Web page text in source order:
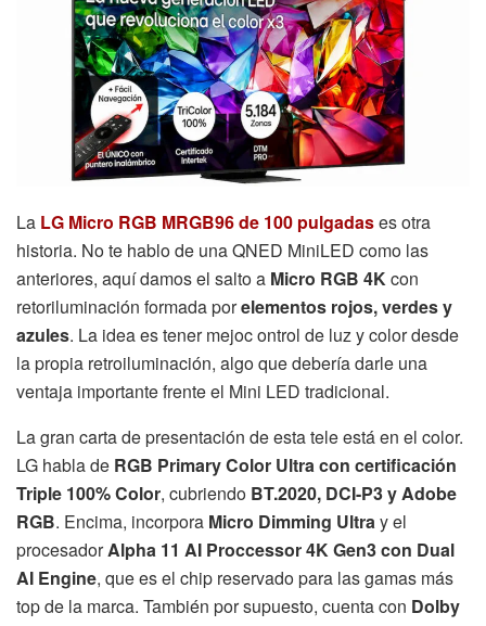
La LG Micro RGB MRGB96 de 100 pulgadases otra
historia. No te hablo de una QNED MiniLED como las
anteriores, aquí damos el salto a Micro RGB 4Kcon
retoriluminación formada porelementos rojos, verdes y
azules. La idea es tener mejoc ontrol de luz y color desde
la propia retroiluminación, algo que debería darle una
ventaja importante frente el Mini LED tradicional.
La gran carta de presentación de esta tele está en el color.
LG habla de RGB Primary Color Ultra con certificación
Triple 100% Color, cubriendo BT.2020, DCI-P3 y Adobe
RGB. Encima, incorpora Micro Dimming Ultray el
procesadorAlpha 11 AI Proccessor 4K Gen3 con Dual
AI Engine, que es el chip reservado para las gamas más
top de la marca. También por supuesto, cuenta con Dolby